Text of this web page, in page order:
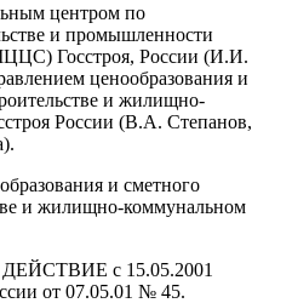
центром по
и промышленности
Госстроя, России (И.И.
ценообразования и
и жилищно-
России (В.А. Степанов,
и сметного
и жилищно-коммунальном
с 15.05.2001
от 07.05.01 № 45.